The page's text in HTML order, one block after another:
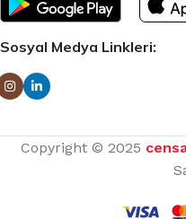
Sosyal Medya Linkleri:
Copyright © 2025